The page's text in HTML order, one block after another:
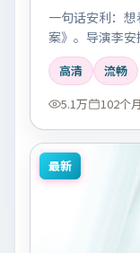
一句话安利：
案》。导演李安
高清
流畅
5.1万
102个
最新